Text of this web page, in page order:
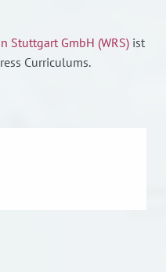
Stuttgart GmbH (WRS) ist
Curriculums.